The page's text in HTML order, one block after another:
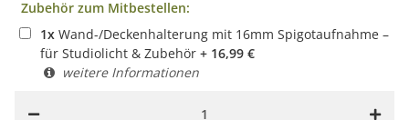
Zubehör zum Mitbestellen:
1x Wand-/Deckenhalterung mit 16mm Spigotaufnahme –
für Studiolicht & Zubehör + 16,99 €
weitere Informationen